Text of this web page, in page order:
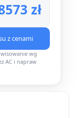
zł
z cenami
wg
AC i napraw